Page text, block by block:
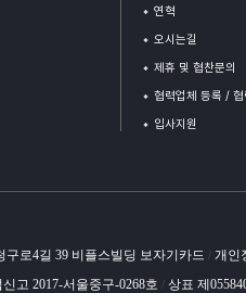
연혁
오시는길
제휴 및 협찬문의
협력업체 등록 /
입사지원
구로4길 39 비플스빌딩 보자기카드 / 개인
고 2017-서울중구-0268호 / 상표 제